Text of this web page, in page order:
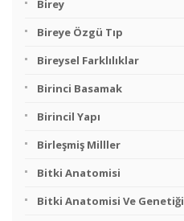
Birey
Bireye Özgü Tıp
Bireysel Farklılıklar
Birinci Basamak
Birincil Yapı
Birleşmiş Milller
Bitki Anatomisi
Bitki Anatomisi Ve Genetiği